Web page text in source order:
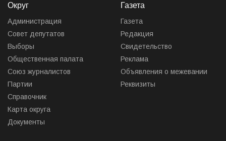
Округ
Администрация
Совет депутатов
Выборы
Общественная палата
Союз журналистов
Партии
Справочник
Карта округа
Документы
Газета
Газета
Редакция
Свидетельство
Реклама
Объявления о межевании
Реквизиты